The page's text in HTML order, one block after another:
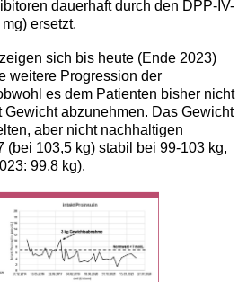
dauerhaft durch den DPP-IV-
ersetzt.
sich bis heute (Ende 2023)
weitere Progression der
es dem Patienten bisher nicht
Gewicht abzunehmen. Das Gewicht
aber nicht nachhaltigen
(bei 103,5 kg) stabil bei 99-103 kg,
99,8 kg).